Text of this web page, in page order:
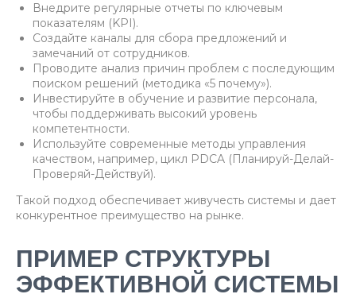
Внедрите регулярные отчеты по ключевым
показателям (KPI).
Создайте каналы для сбора предложений и
замечаний от сотрудников.
Проводите анализ причин проблем с последующим
поиском решений (методика «5 почему»).
Инвестируйте в обучение и развитие персонала,
чтобы поддерживать высокий уровень
компетентности.
Используйте современные методы управления
качеством, например, цикл PDCA (Планируй-Делай-
Проверяй-Действуй).
Такой подход обеспечивает живучесть системы и дает
конкурентное преимущество на рынке.
ПРИМЕР СТРУКТУРЫ
ЭФФЕКТИВНОЙ СИСТЕМЫ